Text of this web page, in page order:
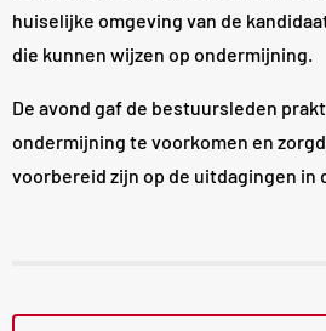
huiselijke omgeving van de
die kunnen wijzen op ondermijning.
De avond gaf de bestuursleden
ondermijning te voorkomen en
voorbereid zijn op de uitdagingen in